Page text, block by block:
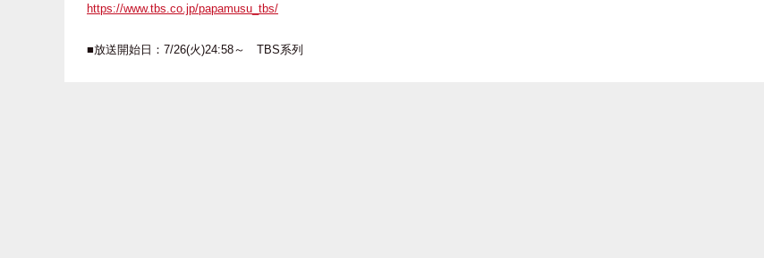
https://www.tbs.co.jp/papamusu_tbs/
■放送開始日：7/26(火)24:58～ TBS系列